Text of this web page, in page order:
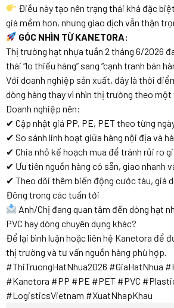
Điều này tạo nên trạng thái khá đặc
giá mềm hơn, nhưng giao dịch vẫn thận
GÓC NHÌN TỪ KANETORA:
Thị trường hạt nhựa tuần 2 tháng 6/2026
thái “lo thiếu hàng” sang “cạnh tranh bán
Với doanh nghiệp sản xuất, đây là thời
dòng hàng thay vì nhìn thị trường theo một
Doanh nghiệp nên:
✔ Cập nhật giá PP, PE, PET theo từng
✔ So sánh linh hoạt giữa hàng nội địa và
✔ Chia nhỏ kế hoạch mua để tránh rủi ro
✔ Ưu tiên nguồn hàng có sẵn, giao nhanh
✔ Theo dõi thêm biến động cước tàu, giá
Đông trong các tuần tới
Anh/Chị đang quan tâm đến dòng hạt
PVC hay dòng chuyên dụng khác?
Để lại bình luận hoặc liên hệ Kanetora để
thị trường và tư vấn nguồn hàng phù hợp.
#ThiTruongHatNhua2026 #GiaHatNhua
#Kanetora #PP #PE #PET #PVC
#LogisticsVietnam #XuatNhapKhau